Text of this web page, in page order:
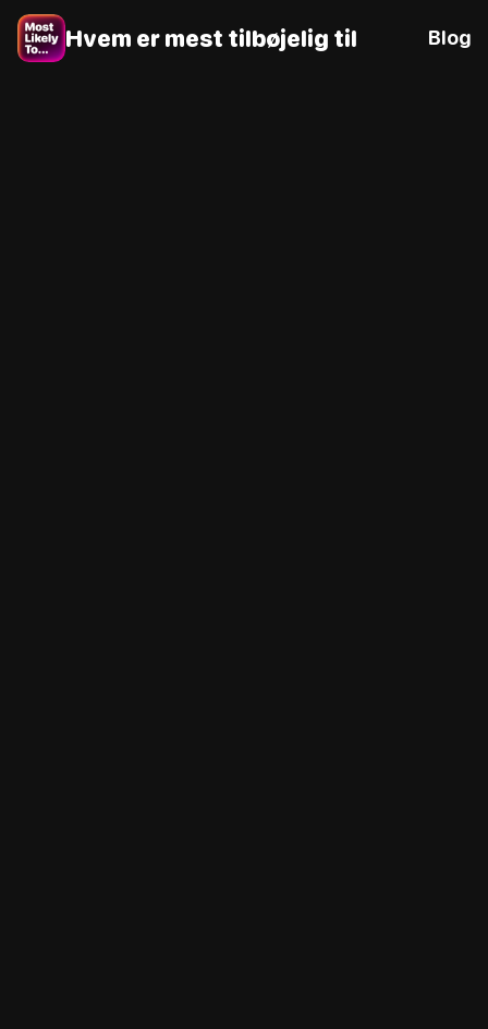
Hvem er mest tilbøjelig til Blog